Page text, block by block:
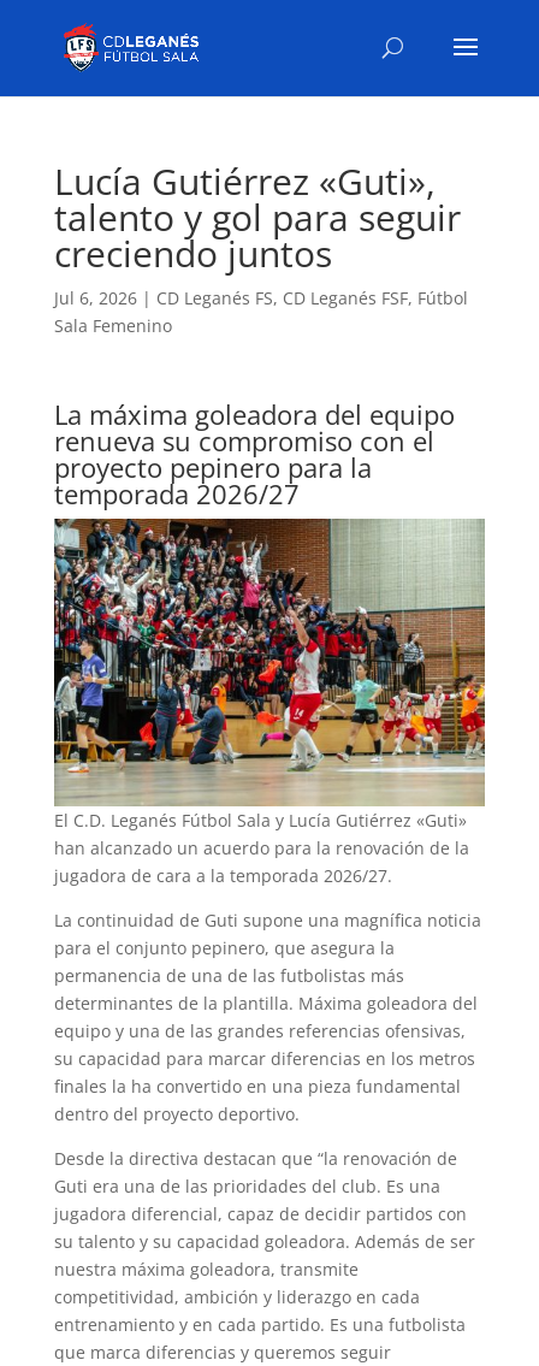
Lucía Gutiérrez «Guti»,
talento y gol para seguir
creciendo juntos
Jul 6, 2026| CD Leganés FS, CD Leganés FSF, Fútbol
Sala Femenino
La máxima goleadora del equipo
renueva su compromiso con el
proyecto pepinero para la
temporada 2026/27
El C.D. Leganés Fútbol Sala y Lucía Gutiérrez «Guti»
han alcanzado un acuerdo para la renovación de la
jugadora de cara a la temporada 2026/27.
La continuidad de Guti supone una magnífica noticia
para el conjunto pepinero, que asegura la
permanencia de una de las futbolistas más
determinantes de la plantilla. Máxima goleadora del
equipo y una de las grandes referencias ofensivas,
su capacidad para marcar diferencias en los metros
finales la ha convertido en una pieza fundamental
dentro del proyecto deportivo.
Desde la directiva destacan que “la renovación de
Guti era una de las prioridades del club. Es una
jugadora diferencial, capaz de decidir partidos con
su talento y su capacidad goleadora. Además de ser
nuestra máxima goleadora, transmite
competitividad, ambición y liderazgo en cada
entrenamiento y en cada partido. Es una futbolista
que marca diferencias y queremos seguir